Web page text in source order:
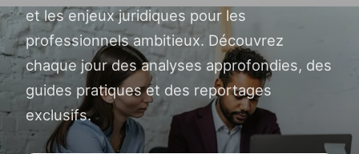
et les enjeux juridiques pour les
professionnels ambitieux. Découvrez
chaque jour des analyses approfondies, des
guides pratiques et des reportages
exclusifs.